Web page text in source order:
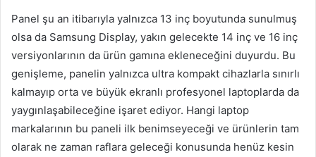
Panel şu an itibarıyla yalnızca 13 inç boyutunda sunulmuş
olsa da Samsung Display, yakın gelecekte 14 inç ve 16 inç
versiyonlarının da ürün gamına ekleneceğini duyurdu. Bu
genişleme, panelin yalnızca ultra kompakt cihazlarla sınırlı
kalmayıp orta ve büyük ekranlı profesyonel laptoplarda da
yaygınlaşabileceğine işaret ediyor. Hangi laptop
markalarının bu paneli ilk benimseyeceği ve ürünlerin tam
olarak ne zaman raflara geleceği konusunda henüz kesin